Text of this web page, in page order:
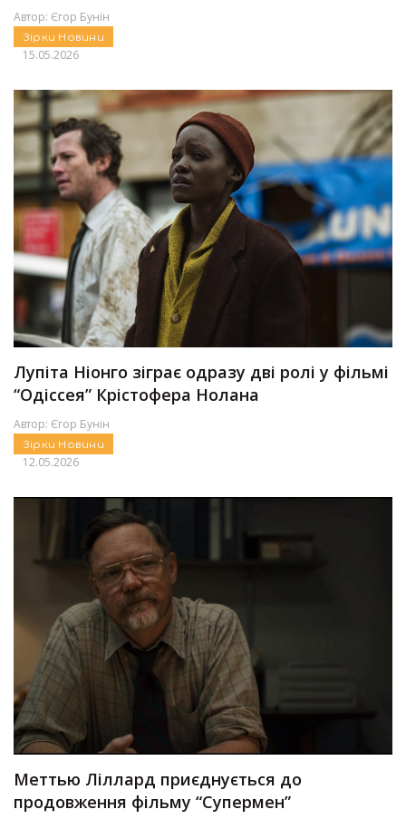
Автор: Єгор Бунін
Зірки Новини
15.05.2026
Лупіта Ніонго зіграє одразу дві ролі у фільмі
“Одіссея” Крістофера Нолана
Автор: Єгор Бунін
Зірки Новини
12.05.2026
Меттью Ліллард приєднується до
продовження фільму “Супермен”